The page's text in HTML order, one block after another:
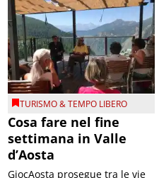
TURISMO & TEMPO LIBERO
Cosa fare nel fine
settimana in Valle
d’Aosta
GiocAosta prosegue tra le vie